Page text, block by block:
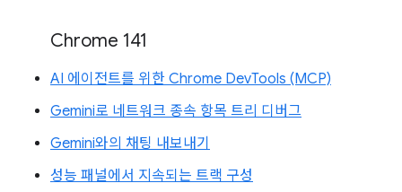
Chrome 141
AI 에이전트를 위한 Chrome DevTools (MCP)
Gemini로 네트워크 종속 항목 트리 디버그
Gemini와의 채팅 내보내기
성능 패널에서 지속되는 트랙 구성